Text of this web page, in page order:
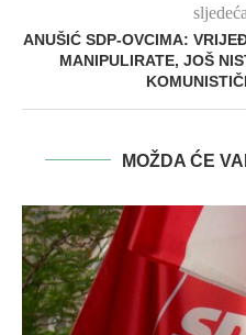
ANUŠIĆ SDP-OVCIMA:
MANIPULIRATE, JOŠ
MOŽDA ĆE